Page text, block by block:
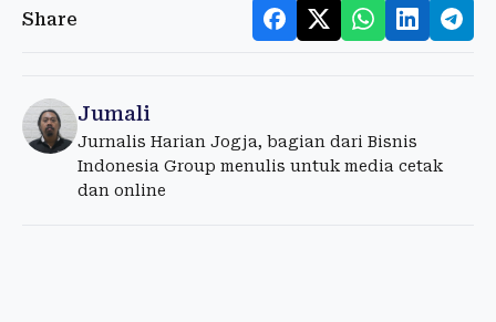
Share
Jumali
Jurnalis Harian Jogja, bagian dari Bisnis
Indonesia Group menulis untuk media cetak
dan online